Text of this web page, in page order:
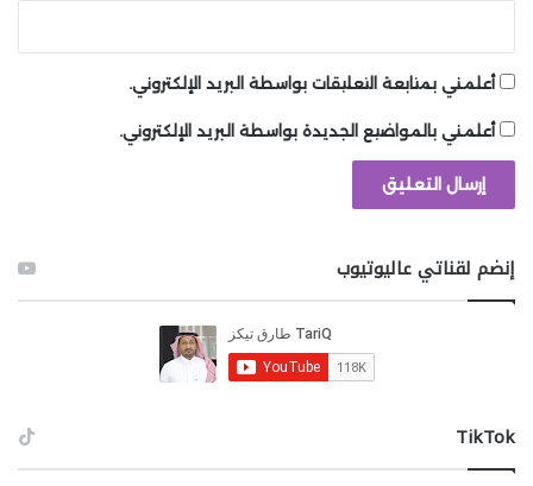
أعلمني بمتابعة التعليقات بواسطة البريد الإلكتروني.
أعلمني بالمواضيع الجديدة بواسطة البريد الإلكتروني.
إنضم لقناتي عاليوتيوب
‫TikTok